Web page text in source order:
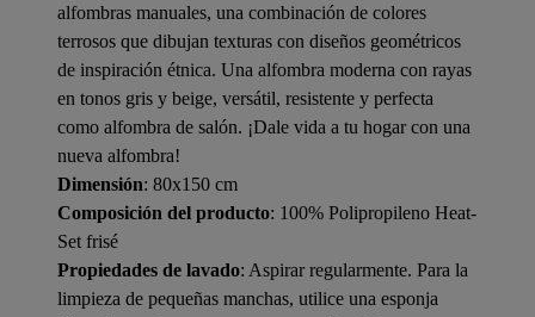
alfombras manuales, una combinación de colores
terrosos que dibujan texturas con diseños geométricos
de inspiración étnica. Una alfombra moderna con rayas
en tonos gris y beige, versátil, resistente y perfecta
como alfombra de salón. ¡Dale vida a tu hogar con una
nueva alfombra!
Dimensión: 80x150 cm
Composición del producto: 100% Polipropileno Heat-
Set frisé
Propiedades de lavado: Aspirar regularmente. Para la
limpieza de pequeñas manchas, utilice una esponja